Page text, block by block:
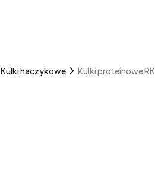
Kulki haczykowe Kulki proteinowe